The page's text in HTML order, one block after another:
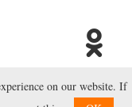
2003—2026.on our website. If